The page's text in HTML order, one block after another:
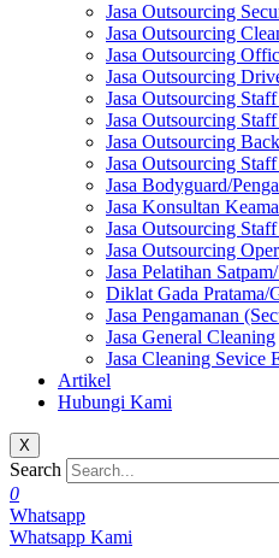
Jasa Outsourcing
Jasa Outsourcing
Jasa Outsourcing
Jasa Outsourcing
Jasa Outsourcing
Jasa Outsourcing
Jasa Outsourcing
Jasa Outsourcing
Jasa Bodyguard/
Jasa Konsultan
Jasa Outsourcing
Jasa Outsourcing
Jasa Pelatihan
Diklat Gada Pratama/
Jasa Pengamanan
Jasa General Cleaning
Jasa Cleaning Sevice
Artikel
Hubungi Kami
X
Search
0
Whatsapp
Whatsapp Kami